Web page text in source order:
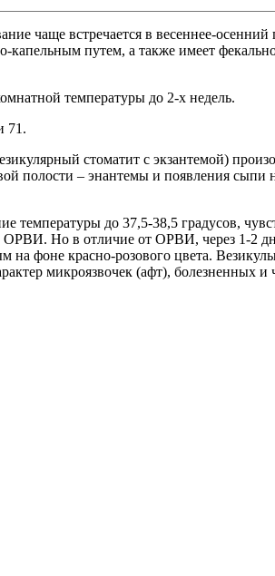
чаще встречается в весеннее-осенний
капельным путем, а также имеет
температуры до 2-х недель.
71.
стоматит с экзантемой)
полости – энантемы и появления
до 37,5-38,5 градусов,
ОРВИ. Но в отличие от ОРВИ, через 1-2
на фоне красно-розового цвета.
микроязвочек (афт), болезненных и